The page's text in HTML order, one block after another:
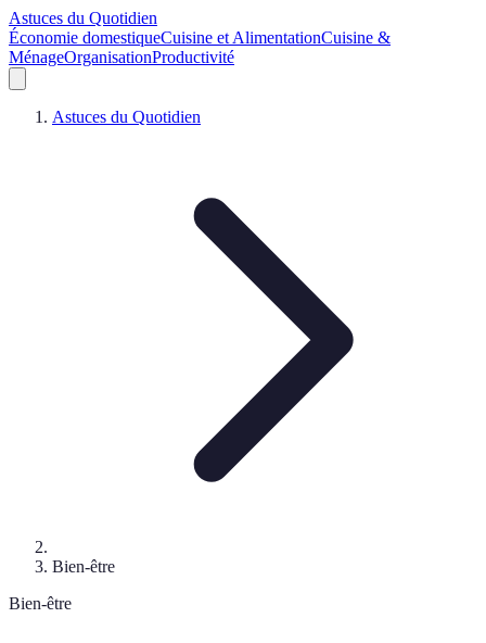
Astuces du Quotidien
Économie domestiqueCuisine et AlimentationCuisine &
MénageOrganisationProductivité
Astuces du Quotidien
Bien-être
Bien-être